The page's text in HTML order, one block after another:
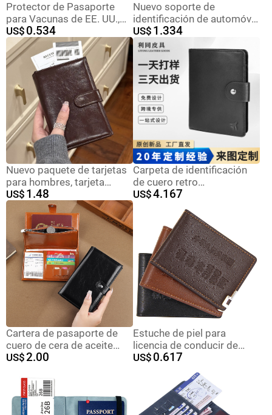
Protector de Pasaporte
para Vacunas de EE. UU.,
Personalizable con Funda
de Cuero Sintético PU y
Bolsa de Cuero para
Pasaporte
US$ 0.534
Nuevo soporte de
identificación de automóvil
multifuncional unisex
simple, paquete de tarjeta
de pasaporte, paquete de
tarjeta de almacenamiento
de boletos
transfronterizos, juego de
tarjeta
US$ 1.334
Nuevo paquete de tarjetas
para hombres, tarjeta
bancaria, licencia de
conducir, tarjeta multiplaza,
cartera, tarjeta, cartera,
pasaporte, bolsa
US$ 1.48
Carpeta de identificación
de cuero retro
transfronteriza
personalizada RFID
antirrobo cepillo bolsa de
identificación múltiples
tarjetas airtag pasaporte
billetera
US$4.167
Cartera de pasaporte de
cuero de cera de aceite
retro Cartera de
multifuncional Caja de
tarjeta de almacenamiento
de múltiples tarjetas
US$2.00
Estuche de piel para
licencia de conducir de
coche nuevo, venta al por
mayor del fabricante,
logotipo personalizable
para publicidad, tarjetero
de gran capacidad para
US$ 0.617